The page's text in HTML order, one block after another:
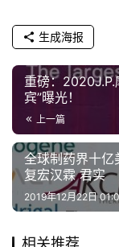
生成海报
重磅：
宾”曝光！
上一篇
全球制药界十
复宏汉霖 君实
2019年12月22日
相关推荐